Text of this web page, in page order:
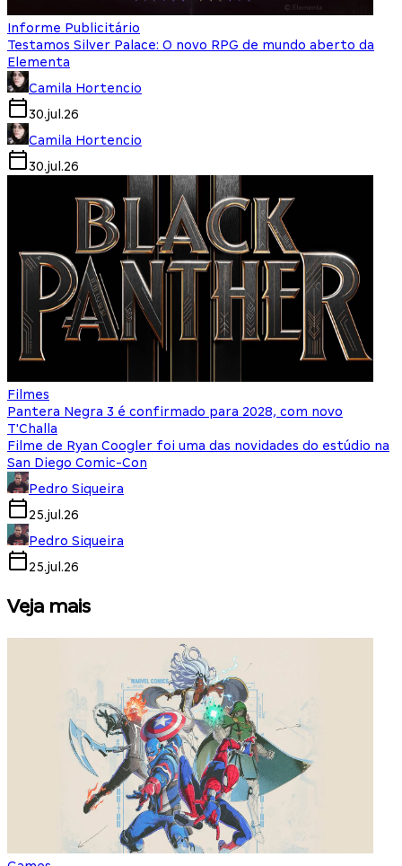
Informe Publicitário
Testamos Silver Palace: O novo RPG de mundo aberto da
Elementa
Camila Hortencio
30.jul.26
Camila Hortencio
30.jul.26
Filmes
Pantera Negra 3 é confirmado para 2028, com novo
T'Challa
Filme de Ryan Coogler foi uma das novidades do estúdio na
San Diego Comic-Con
Pedro Siqueira
25.jul.26
Pedro Siqueira
25.jul.26
Veja mais